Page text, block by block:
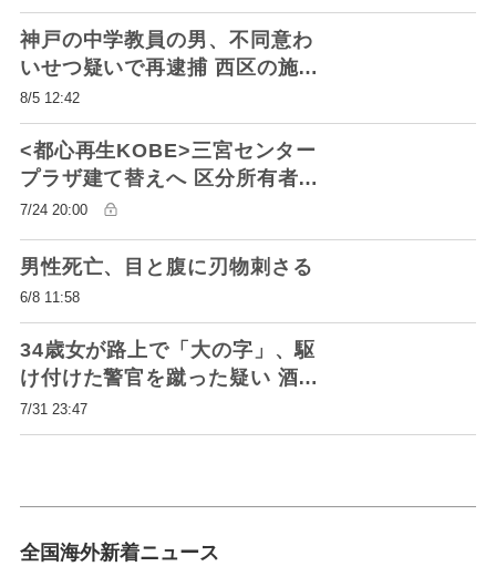
神戸の中学教員の男、不同意わ
いせつ疑いで再逮捕 西区の施設
で少女に、「間違いない」と認
める
8/5 12:42
<都心再生KOBE>三宮センター
プラザ建て替えへ 区分所有者が
協議会設立
7/24 20:00
男性死亡、目と腹に刃物刺さる
6/8 11:58
34歳女が路上で「大の字」、駆
け付けた警官を蹴った疑い 酒飲
んだ状態、尼崎で現行犯逮捕
7/31 23:47
全国海外新着ニュース